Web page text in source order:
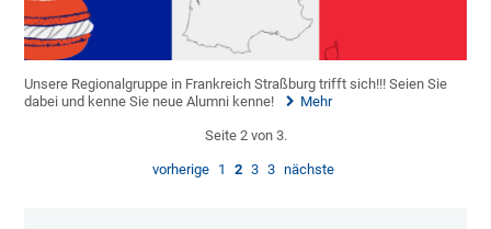
Unsere Regionalgruppe in Frankreich Straßburg trifft sich!!! Seien Sie
dabei und kenne Sie neue Alumni kenne!
Mehr
Seite 2 von 3.
vorherige 1 2 3 3 nächste